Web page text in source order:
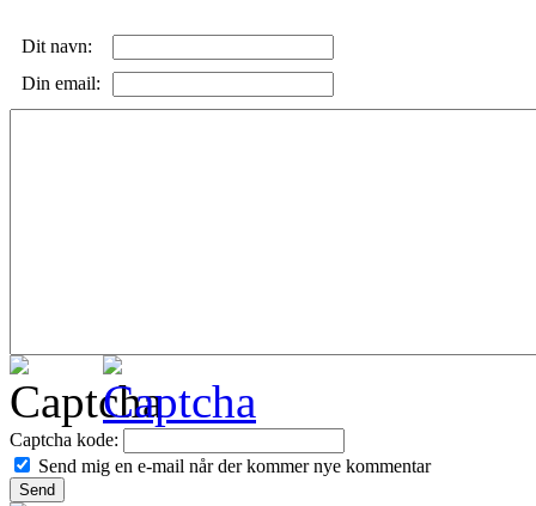
Dit navn:
Din email:
Captcha kode:
Send mig en e-mail når der kommer nye kommentar